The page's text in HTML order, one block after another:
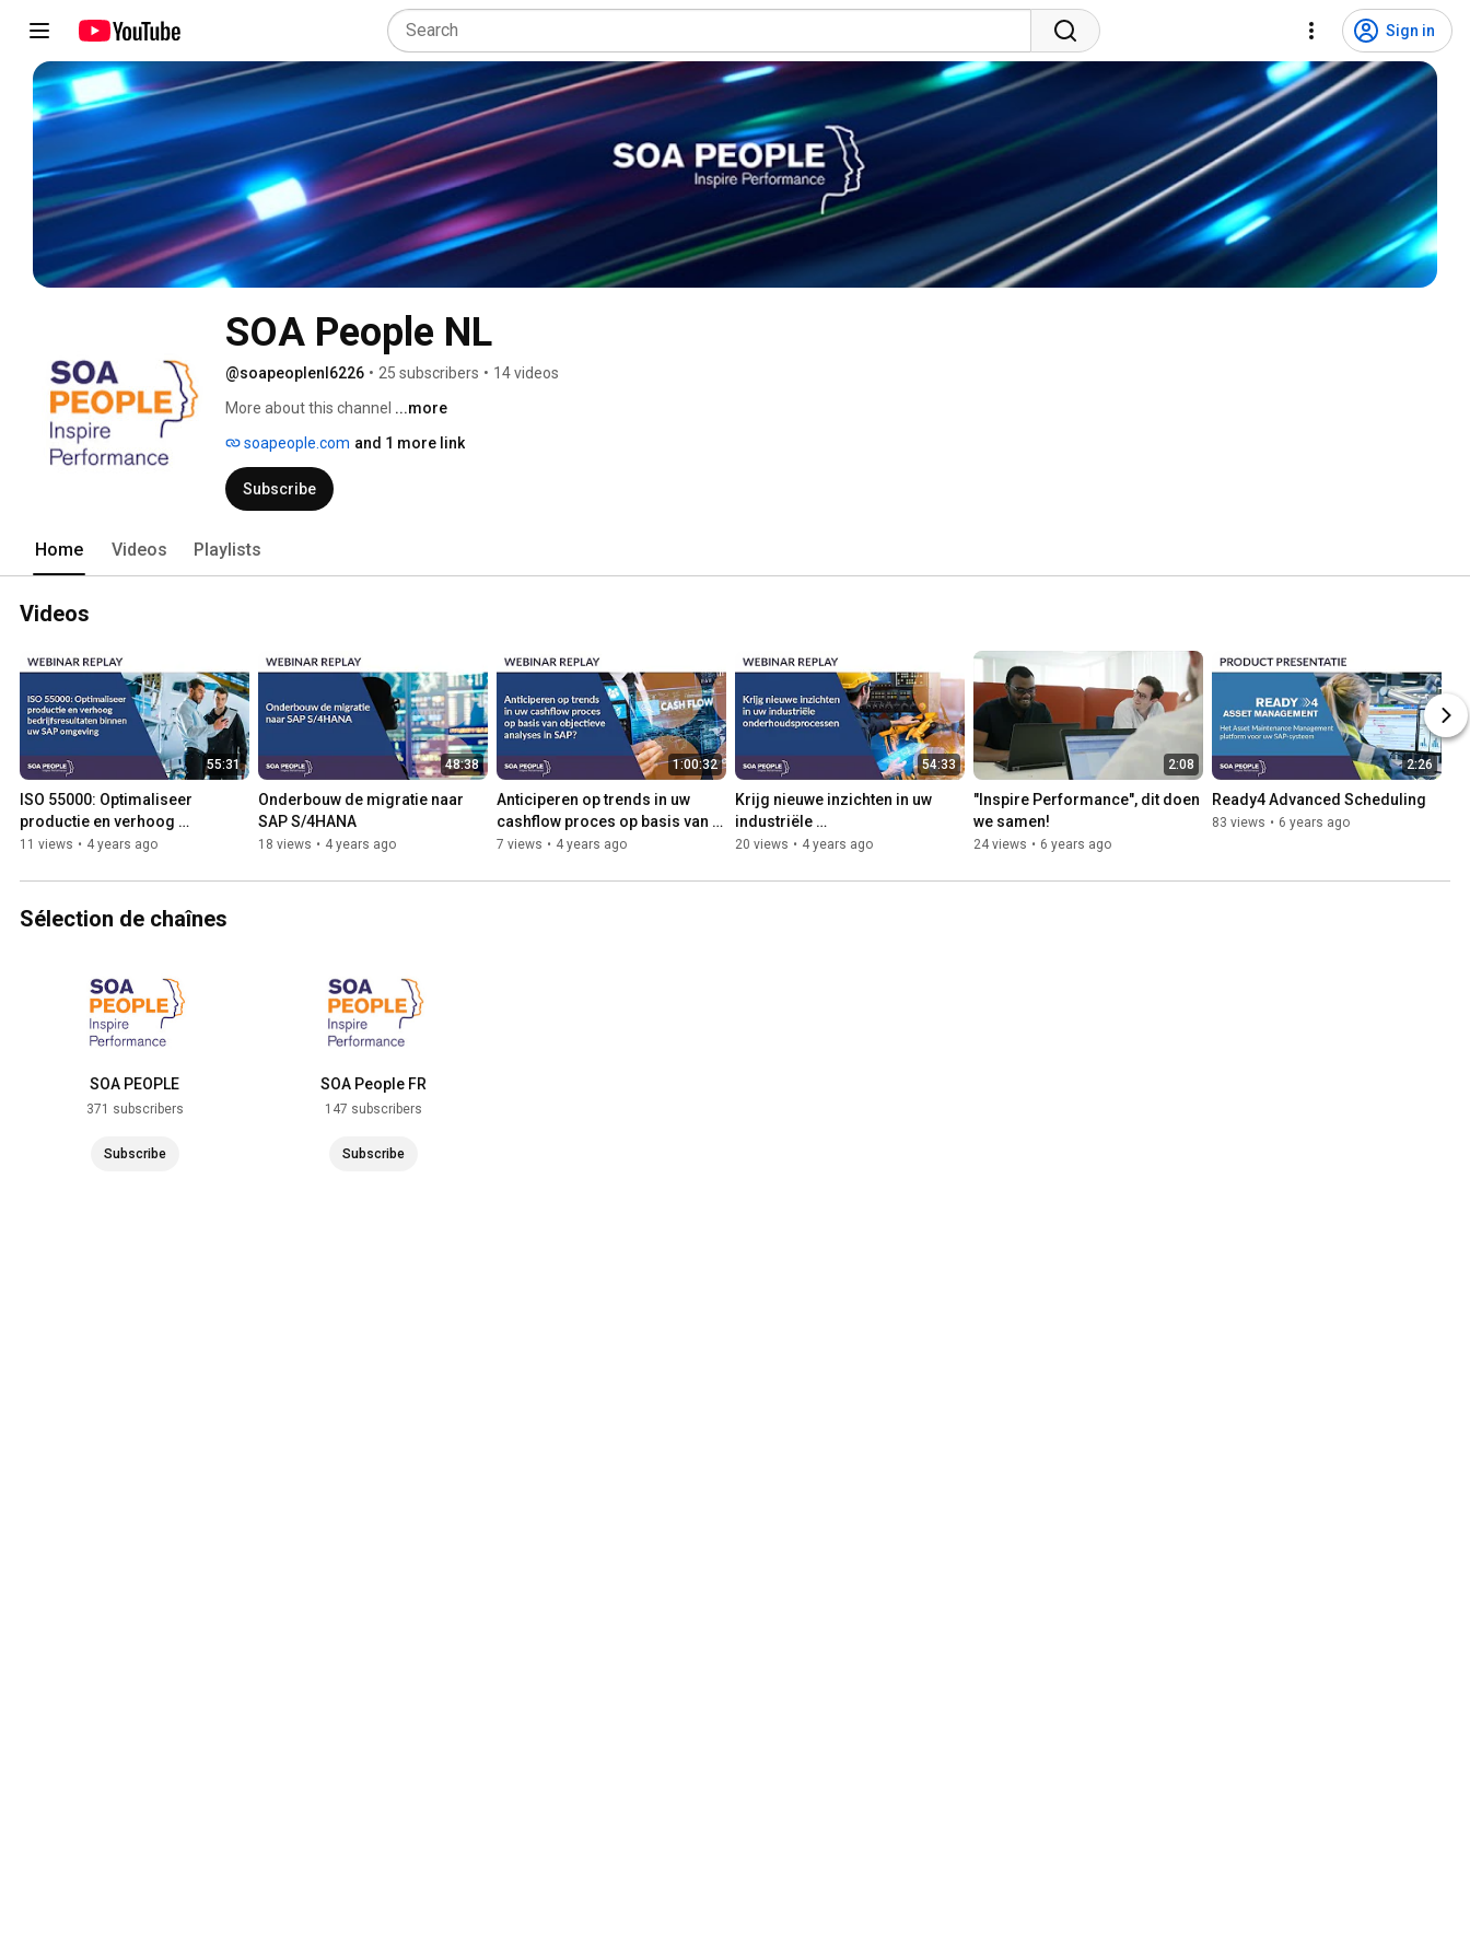
Sign in
SOA People NL
@soapeoplenl6226 • 25 subscribers • 14 videos
More about this channel ...more
soapeople.com and 1 more link
Subscribe
Home Videos Playlists
Videos
55:31
ISO 55000: Optimaliseer
productie en verhoog
bedrijfsresultaten binnen uw
11 views • 4 years ago
48:38
Onderbouw de migratie naar
SAP S/4HANA
18 views • 4 years ago
1:00:32
Anticiperen op trends in uw
cashflow proces op basis van
objectieve analyses in SAP?
7 views • 4 years ago
54:33
Krijg nieuwe inzichten in uw
industriële
onderhoudsprocessen
20 views • 4 years ago
2:08
"Inspire Performance", dit doen
we samen!
24 views • 6 years ago
2:26
Ready4 Advanced Scheduling
83 views • 6 years ago
Sélection de chaînes
SOA PEOPLE
371 subscribers
Subscribe
SOA People FR
147 subscribers
Subscribe